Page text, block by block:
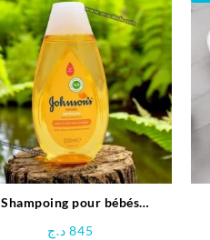
Shampoing pour bébés
845 د.ج